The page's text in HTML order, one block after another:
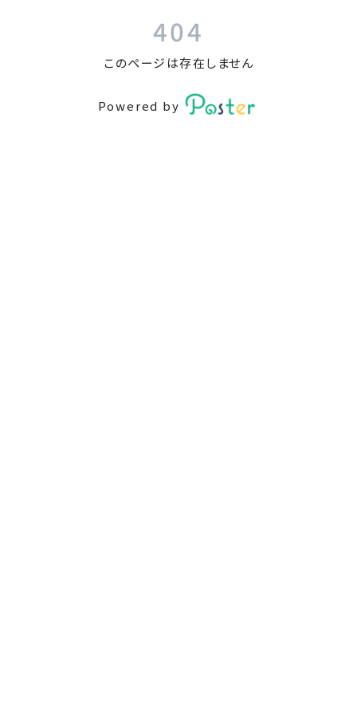
404
このページは存在しません
Powered by